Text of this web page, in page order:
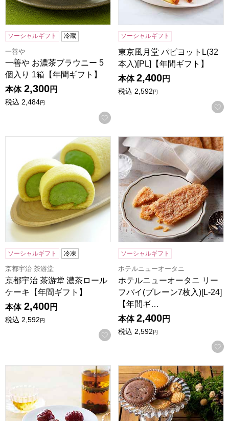
ソーシャルギフト 冷蔵
一善や
一善や お濃茶ブラウニー 5
個入り 1箱【年間ギフト】
本体 2,300円
税込 2,484円
お気に入りに登録する
ソーシャルギフト
東京風月堂 パピヨットL(32
本入)[PL]【年間ギフト】
本体 2,400円
税込 2,592円
京都宇治 茶游堂 濃茶ロールケーキ【年間ギフト】
ソーシャルギフト 冷凍
京都宇治 茶游堂
京都宇治 茶游堂 濃茶ロール
ケーキ【年間ギフト】
本体 2,400円
税込 2,592円
お気に入りに登録する
ホテルニューオータニ リー
ソーシャルギフト
ホテルニューオータニ
ホテルニューオータニ リー
フパイ(プレーン7枚入)[L-24]
【年間ギ…
本体 2,400円
税込 2,592円
東京風月堂 マロングラッセ(8個入)[MGM]【年間ギフト】
森の庭 焼き菓子アソート 芽